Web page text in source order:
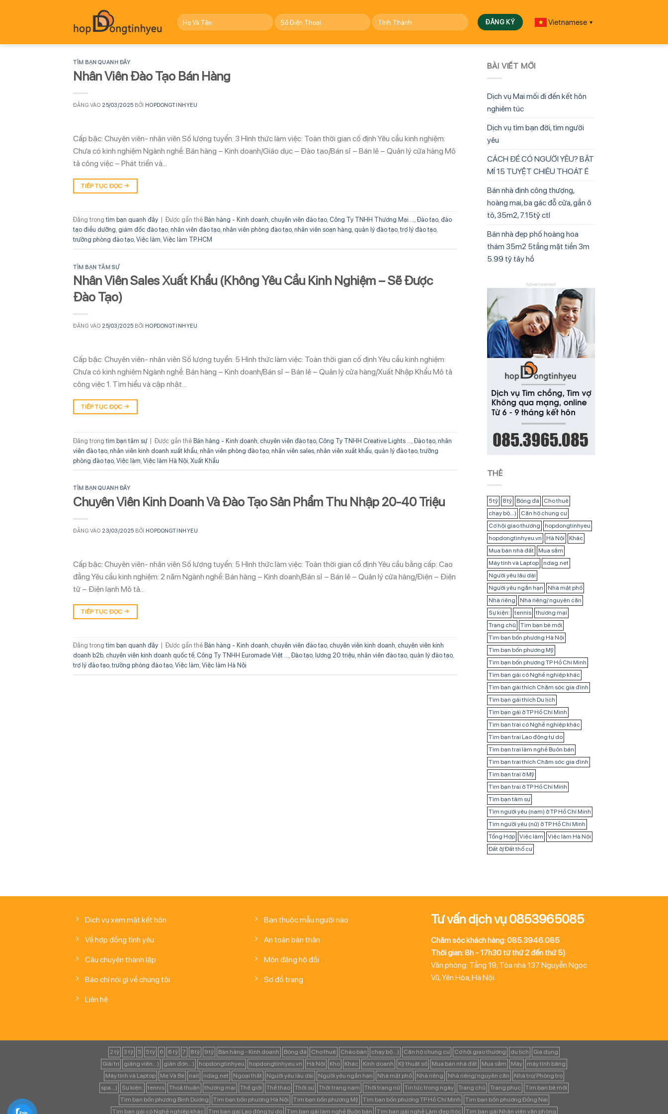
dung
Vietnamese ▼
TÌM BẠN QUANH ĐÂY
Nhân Viên Đào Tạo Bán Hàng
ĐĂNG VÀO 25/03/2025 BỞI HOPDONGTINHYEU
Cấp bậc: Chuyên viên- nhân viên Số lượng tuyển: 3 Hình thức làm việc: Toàn thời gian cố định Yêu cầu kinh nghiệm:
Chưa có kinh nghiệm Ngành nghề: Bán hàng – Kinh doanh/Giáo dục – Đào tạo/Bán sỉ – Bán lẻ – Quản lý cửa hàng Mô
tả công việc – Phát triển và…
TIẾP TỤC ĐỌC →
Đăng trong tìm bạn quanh đây Được gắn thẻ Bán hàng - Kinh doanh chuyên viên đào tạo Công Ty TNHH Thương Mại ... Đào tạo đào
tạo điều dưỡng giám đốc đào tạo nhân viên đào tạo nhân viên phòng đào tạo nhân viên soạn hàng quản lý đào tạo trợ lý đào tạo
trưởng phòng đào tạo Việc làm Việc làm TP.HCM
TÌM BẠN TÂM SỰ
Nhân Viên Sales Xuất Khẩu (Không Yêu Cầu Kinh Nghiệm – Sẽ Được
Đào Tạo)
ĐĂNG VÀO 25/03/2025 BỞI HOPDONGTINHYEU
Cấp bậc: Chuyên viên- nhân viên Số lượng tuyển: 5 Hình thức làm việc: Toàn thời gian cố định Yêu cầu kinh nghiệm:
Chưa có kinh nghiệm Ngành nghề: Bán hàng – Kinh doanh/Bán sỉ – Bán lẻ – Quản lý cửa hàng/Xuất Nhập Khẩu Mô tả
công việc 1. Tìm hiểu và cập nhật…
TIẾP TỤC ĐỌC →
Đăng trong tìm bạn tâm sự | Được gắn thẻ Bán hàng - Kinh doanh chuyên viên đào tạo Công Ty TNHH Creative Lights ... Đào tạo nhân
viên đào tạo nhân viên kinh doanh xuất khẩu nhân viên phòng đào tạo nhân viên sales nhân viên xuất khẩu quản lý đào tạo trưởng
phòng đào tạo Việc làm Việc làm Hà Nội Xuất Khẩu
TÌM BẠN QUANH ĐÂY
Chuyên Viên Kinh Doanh Và Đào Tạo Sản Phẩm Thu Nhập 20-40 Triệu
ĐĂNG VÀO 23/03/2025 BỞI HOPDONGTINHYEU
Cấp bậc: Chuyên viên- nhân viên Số lượng tuyển: 5 Hình thức làm việc: Toàn thời gian cố định Yêu cầu bằng cấp: Cao
đẳng Yêu cầu kinh nghiệm: 2 năm Ngành nghề: Bán hàng – Kinh doanh/Bán sỉ – Bán lẻ – Quản lý cửa hàng/Điện – Điện
tử – Điện lạnh Mô tả…
TIẾP TỤC ĐỌC →
Đăng trong tìm bạn quanh đây Được gắn thẻ Bán hàng - Kinh doanh, chuyên viên đào tạo, chuyên viên kinh doanh, chuyên viên kinh
doanh b2b, chuyên viên kinh doanh quốc tế, Công Ty TNHH Euromade Việt ..., Đào tạo, lương 20 triệu, nhân viên đào tạo, quản lý đào tạo,
trợ lý đào tạo, trưởng phòng đào tạo, Việc làm, Việc làm Hà Nội
BÀI VIẾT MỚI
Dịch vụ Mai mối đi đến kết hôn
nghiêm túc
Dịch vụ tìm bạn đời, tìm người
yêu
CÁCH ĐỂ CÓ NGƯỜI YÊU? BẬT
MÍ 15 TUYỆT CHIÊU THOÁT Ế
Bán nhà định công thượng,
hoàng mai, ba gác đỗ cửa, gần ô
tô, 35m2, 7.15tỷ ctl
Bán nhà đẹp phố hoàng hoa
thám 35m2 5tầng mặt tiền 3m
5.99 tỷ tây hồ
Advertisement
THẺ
5 tỷ 8 tỷ Bóng đá
Cho thuê
chạy bộ...)
Căn hộ chung cư
Cơ hội giao thương
hopdongtinhyeu
hopdongtinhyeu.vn
Hà Nội
Khác
Mua bán nhà đất
Mua sắm
Máy tính và Laptop
ndag.net
Người yêu lâu dài
Người yêu ngắn hạn
Nhà mặt phố
Nhà riêng
Nhà riêng/ nguyên căn
Sự kiện:
tennis
thương mại
Trang chủ
Tìm bạn bè mới
Tìm bạn bốn phương Hà Nội
Tìm bạn bốn phương Mỹ
Tìm bạn bốn phương TP Hồ Chí Minh
Tìm bạn gái có Nghề nghiệp khác
Tìm bạn gái thích Chăm sóc gia đình
Tìm bạn gái thích Du lịch
Tìm bạn gái ở TP Hồ Chí Minh
Tìm bạn trai có Nghề nghiệp khác
Tìm bạn trai Lao động tự do
Tìm bạn trai làm nghề Buôn bán
Tìm bạn trai thích Chăm sóc gia đình
Tìm bạn trai ở Mỹ
Tìm bạn trai ở TP Hồ Chí Minh
Tìm bạn tâm sự
Tìm người yêu (nam) ở TP Hồ Chí Minh
Tìm người yêu (nữ) ở TP Hồ Chí Minh
Tổng Hợp
Việc làm
Việc làm Hà Nội
Đất ở/ Đất thổ cư
Dịch vụ xem mặt kết hôn
Về hợp đồng tình yêu
Câu chuyện thành lập
Báo chí nói gì về chúng tôi
Liên hệ
Bạn thuộc mẫu người nào
An toàn bản thân
Môn đăng hộ đối
Sơ đồ trang
Tư vấn dịch vụ 0853965085
Chăm sóc khách hàng: 085.3946.085
Thời gian: 8h - 17h30 từ thứ 2 đến thứ 5)
Văn phòng: Tầng 19, Tòa nhà 137 Nguyễn Ngọc
Vũ, Yên Hòa, Hà Nội
2 tỷ 3 tỷ 5 5 tỷ 6 6 tỷ 7 8 tỷ 9 tỷ Bán hàng - Kinh doanh Bóng đá Cho thuê Chào bán chạy bộ...) Căn hộ chung cư Cơ hội giao thương du lịch
Gia dụng
Giải trí
giảng viên...) giản đơn...) hopdongtinhyeu hopdongtinhyeu.vn Hà Nội Kho Khác Kinh doanh Kỹ thuật số Mua bán nhà đất Mua sắm Máy
máy tính bảng
Máy tính và Laptop
Mẹ Và Bé nail ndag.net Ngoại thất Người yêu lâu dài Người yêu ngắn hạn Nhà mặt phố Nhà riêng Nhà riêng/ nguyên căn
Nhà trọ/ Phòng trọ
spa...)
Sự kiện: tennis Thoả thuận thương mại Thế giới Thể thao Thời sự Thời trang nam Thời trang nữ Tin tức trong ngày Trang chủ Trang phục
Tìm bạn bè mới
Tìm bạn bốn phương Bình Dương
Tìm bạn bốn phương Hà Nội Tìm bạn bốn phương Mỹ Tìm bạn bốn phương TP Hồ Chí Minh
Tìm bạn bốn phương Đồng Nai
Tìm bạn gái có Nghề nghiệp khác
Tìm bạn gái Lao động tự do Tìm bạn gái làm nghề Buôn bán Tìm bạn gái nghề Làm đẹp (tóc Tìm bạn gái Nhân viên văn phòng